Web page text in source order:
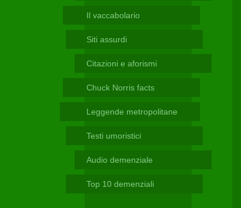
Il vaccabolario
Siti assurdi
Citazioni e aforismi
Chuck Norris facts
Leggende metropolitane
Testi umoristici
Audio demenziale
Top 10 demenziali